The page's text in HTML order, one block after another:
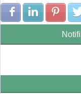
Zdielať na
Zdielať